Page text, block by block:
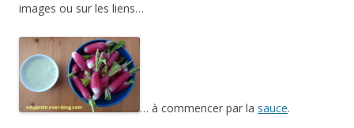
images ou sur les liens…
… à commencer par la sauce.